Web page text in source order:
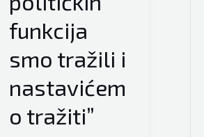
funkcija
smo tražili i
nastavićem
o tražiti”